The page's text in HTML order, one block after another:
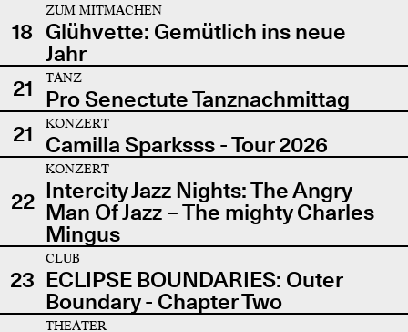
18
ZUM MITMACHEN
Glühvette: Gemütlich ins neue
Jahr
21
TANZ
Pro Senectute Tanznachmittag
21
KONZERT
Camilla Sparksss - Tour 2026
22
KONZERT
Intercity Jazz Nights: The Angry
Man Of Jazz – The mighty Charles
Mingus
23
CLUB
ECLIPSE BOUNDARIES: Outer
Boundary - Chapter Two
THEATER